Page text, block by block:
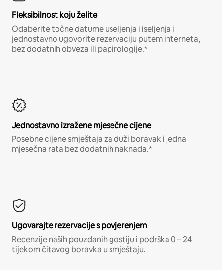
Fleksibilnost koju želite
Odaberite točne datume useljenja i iseljenja i
jednostavno ugovorite rezervaciju putem interneta,
bez dodatnih obveza ili papirologije.*
Jednostavno izražene mjesečne cijene
Posebne cijene smještaja za duži boravak i jedna
mjesečna rata bez dodatnih naknada.*
Ugovarajte rezervacije s povjerenjem
Recenzije naših pouzdanih gostiju i podrška 0 – 24
tijekom čitavog boravka u smještaju.